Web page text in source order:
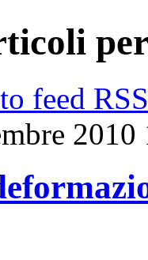
feed RSS
2010